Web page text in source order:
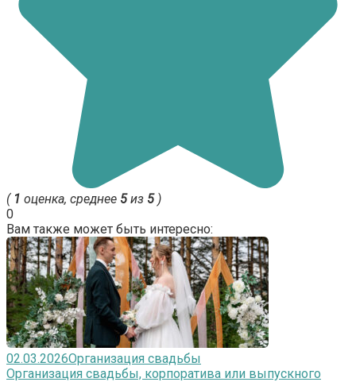
( 1 оценка, среднее 5из 5)
0
Вам также может быть интересно:
02.03.2026Организация свадьбы
Организация свадьбы, корпоратива или выпускного